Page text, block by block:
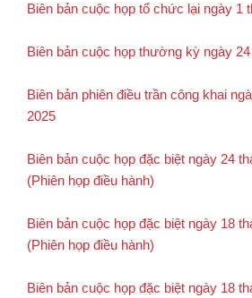
Biên bản cuộc họp tổ chức lại ngày 1
Biên bản cuộc họp thường kỳ ngày
Biên bản phiên điều trần công khai
2025
Biên bản cuộc họp đặc biệt ngày 24
(Phiên họp điều hành)
Biên bản cuộc họp đặc biệt ngày 18
(Phiên họp điều hành)
Biên bản cuộc họp đặc biệt ngày 18